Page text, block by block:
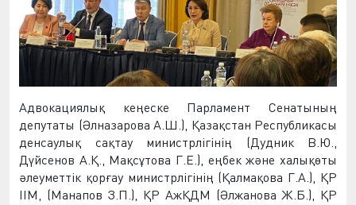
Адвокациялық кеңеске Парламент Сенатының
депутаты (Әлназарова А.Ш.), Қазақстан Республикасы
денсаулық сақтау министрлігінің (Дудник В.Ю.,
Дүйсенов А.Қ., Мақсұтова Г.Е.), еңбек және халықөты
әлеуметтік қорғау министрлігінің (Қалмақова Г.А.), ҚР
ІІМ, (Манапов З.П.), ҚР АжҚДМ (Әлжанова Ж.Б.), ҚР